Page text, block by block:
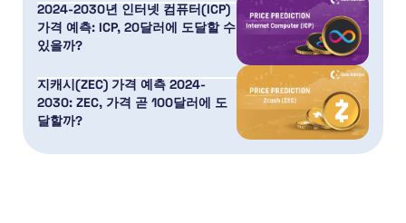
2024-2030년 인터넷 컴퓨터(ICP)
가격 예측: ICP, 20달러에 도달할 수
있을까?
지캐시(ZEC) 가격 예측 2024-
2030: ZEC, 가격 곧 100달러에 도
달할까?